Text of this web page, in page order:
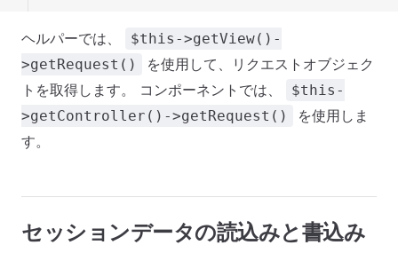
ヘルパーでは、
$this->getView()-
>getRequest()
を使用して、リクエストオブジェク
トを取得します。 コンポーネントでは、
$this-
>getController()->getRequest()
を使用しま
す。
セッションデータの読込みと書込み